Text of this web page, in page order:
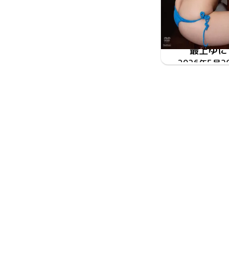
最上ゆに
神尻姫
TSDS-
2026年5月